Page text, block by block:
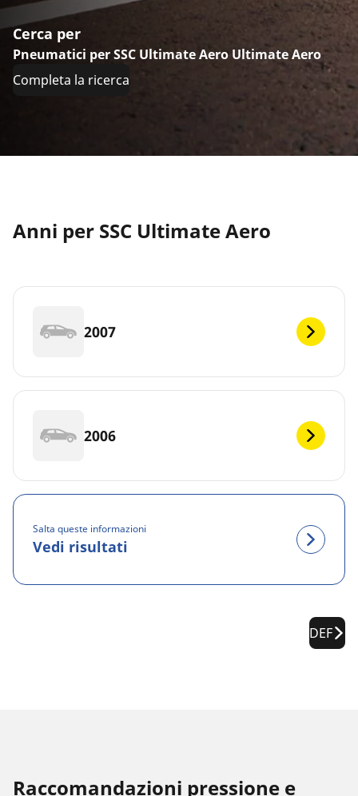
Cerca per
Pneumatici per SSC Ultimate Aero Ultimate Aero
Completa la ricerca
Anni per SSC Ultimate Aero
2007
2006
Salta queste informazioni
Vedi risultati
DEF
Raccomandazioni pressione e